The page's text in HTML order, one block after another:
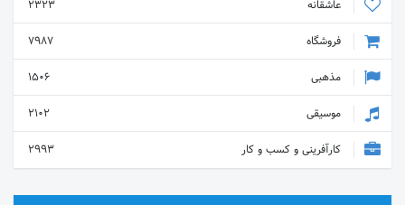
عاشقانه
2323
فروشگاه
7987
مذهبی
1506
موسیقی
2102
کارآفرینی و کسب و کار
2993